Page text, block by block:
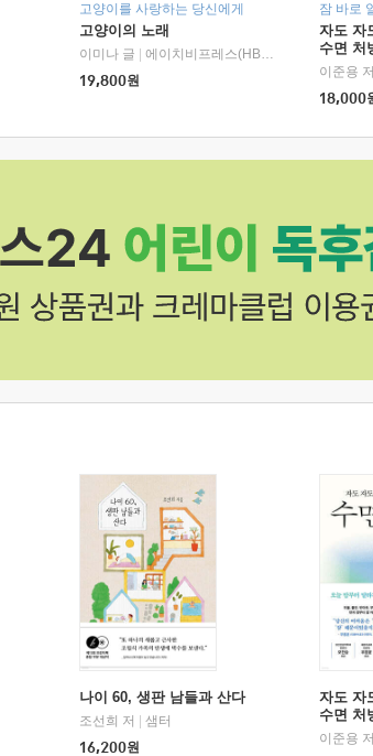
고양이를 사랑하는 당신에게
고양이의 노래
이미나 글
에이치비프레스(HBPRESS)
19,800원
잠 바로
자도 자
수면 처
이준용 저
18,000
나이 60, 생판 남들과 산다
조선희 저
샘터
16,200원
자도 자
수면 처
이준용 저